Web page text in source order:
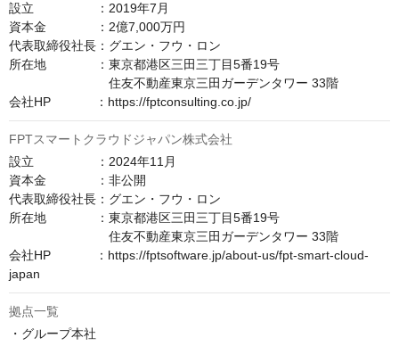
設立　　　　　：2019年7月
資本金　　　　：2億7,000万円
代表取締役社長：グエン・フウ・ロン
所在地　　　　：東京都港区三田三丁目5番19号
住友不動産東京三田ガーデンタワー 33階
会社HP　　　  ：https://fptconsulting.co.jp/
FPTスマートクラウドジャパン株式会社
設立　　　　　：2024年11月
資本金　　　　：非公開
代表取締役社長：グエン・フウ・ロン
所在地　　　　：東京都港区三田三丁目5番19号
住友不動産東京三田ガーデンタワー 33階
会社HP　　　  ：https://fptsoftware.jp/about-us/fpt-smart-cloud-
japan
拠点一覧
・グループ本社